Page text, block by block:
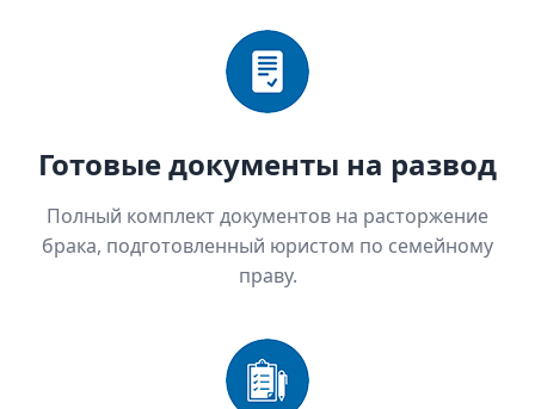
Готовые документы на развод
Полный комплект документов на расторжение
брака, подготовленный юристом по семейному
праву.